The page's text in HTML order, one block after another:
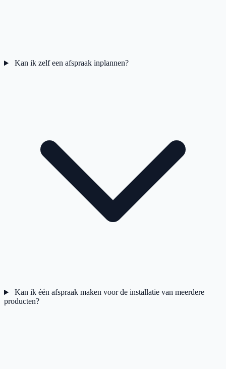
Kan ik zelf een afspraak inplannen?
Kan ik één afspraak maken voor de installatie van meerdere
producten?